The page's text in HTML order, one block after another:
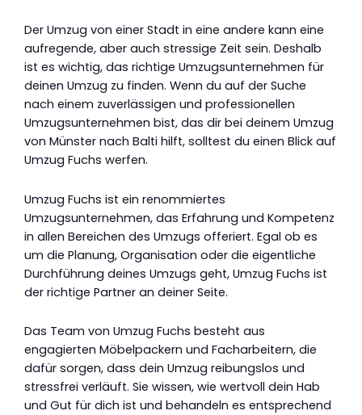
Der Umzug von einer Stadt in eine andere kann eine
aufregende, aber auch stressige Zeit sein. Deshalb
ist es wichtig, das richtige Umzugsunternehmen für
deinen Umzug zu finden. Wenn du auf der Suche
nach einem zuverlässigen und professionellen
Umzugsunternehmen bist, das dir bei deinem Umzug
von Münster nach Balti hilft, solltest du einen Blick auf
Umzug Fuchs werfen.
Umzug Fuchs ist ein renommiertes
Umzugsunternehmen, das Erfahrung und Kompetenz
in allen Bereichen des Umzugs offeriert. Egal ob es
um die Planung, Organisation oder die eigentliche
Durchführung deines Umzugs geht, Umzug Fuchs ist
der richtige Partner an deiner Seite.
Das Team von Umzug Fuchs besteht aus
engagierten Möbelpackern und Facharbeitern, die
dafür sorgen, dass dein Umzug reibungslos und
stressfrei verläuft. Sie wissen, wie wertvoll dein Hab
und Gut für dich ist und behandeln es entsprechend